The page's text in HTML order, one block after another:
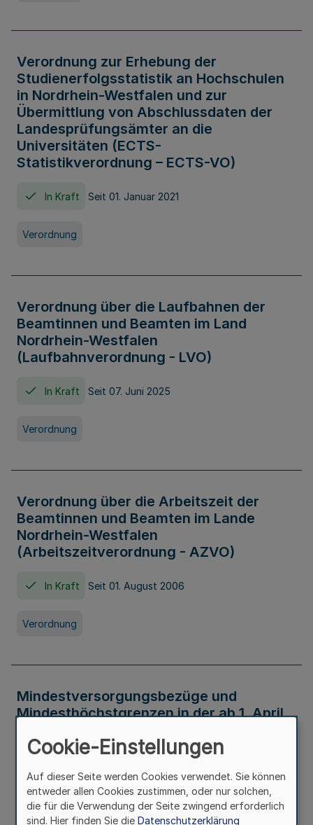
Verordnung zur Erhebung der
Studienerfolgsstatistik an Hochschulen
in Nordrhein-Westfalen und zur
Übermittlung von Abschlussdaten der
Landesprüfungsämter an die
Universitäten (ECTS-
Statistikverordnung – ECTS-VO)
In Kraft Seit 01. Januar 2021
Verordnung
Verordnung über die Laufbahnen der
Beamtinnen und Beamten im Land
Nordrhein-Westfalen
(Laufbahnverordnung - LVO)
In Kraft Seit 07. Juni 2025
Verordnung
Verordnung über die Arbeitszeit der
Beamtinnen und Beamten im Lande
Nordrhein-Westfalen
(Arbeitszeitverordnung - AZVO)
In Kraft Seit 01. August 2006
Verordnung
Mindestversorgungsbezüge und
Mindesthöchstgrenzen in der ab 1. April
Verwaltungsvorschrift
Cookie-Einstellungen
Auf dieser Seite werden Cookies verwendet. Sie können
entweder allen Cookies zustimmen, oder nur solchen,
die für die Verwendung der Seite zwingend erforderlich
sind. Hier finden Sie die Datenschutzerklärung